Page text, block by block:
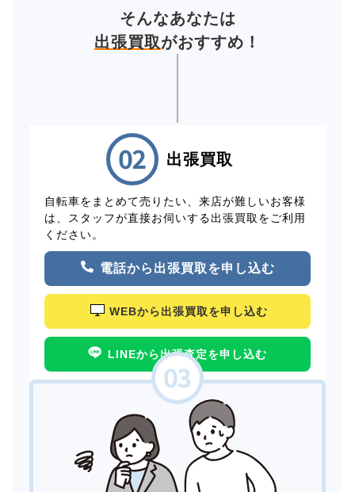
そんなあなたは
出張買取がおすすめ！
出張買取
自転車をまとめて売りたい、来店が難しいお客様
は、スタッフが直接お伺いする出張買取をご利用
ください。
電話から出張買取を申し込む
WEBから出張買取を申し込む
LINEから出張査定を申し込む